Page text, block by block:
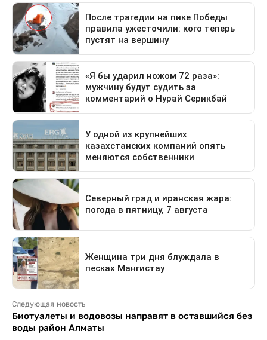
Следующая новость
Биотуалеты и водовозы направят в оставшийся без
воды район Алматы